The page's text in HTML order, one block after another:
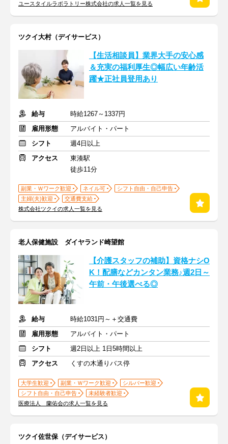
ユースタイルラボラトリー株式会社の求人一覧を見る
ツクイ大村（デイサービス）
【生活相談員】業界大手の安心感
＆充実の福利厚生◎幅広い年齢活
躍★正社員登用あり
給与
時給1267～1337円
雇用形態
アルバイト・パート
シフト
週4日以上
アクセス
東湊駅
徒歩11分
副業・Ｗワーク歓迎 ネイル可
シフト自由・自己申告
主婦(夫)歓迎
交通費支給
株式会社ツクイの求人一覧を見る
老人保健施設 ダイヤランド崎望館
【介護スタッフの補助】資格ナシO
K！配膳などカンタン業務♪週2日～
午前・午後選べる◎
給与
時給1031円～＋交通費
雇用形態
アルバイト・パート
シフト
週2日以上 1日5時間以上
アクセス
くすの木通りバス停
大学生歓迎 副業・Ｗワーク歓迎
シルバー歓迎
シフト自由・自己申告
未経験者歓迎
医療法人 蘭佑会の求人一覧を見る
ツクイ佐世保（デイサービス）